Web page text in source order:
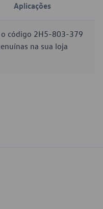
Aplicações
o código 2H5-803-379
na sua loja